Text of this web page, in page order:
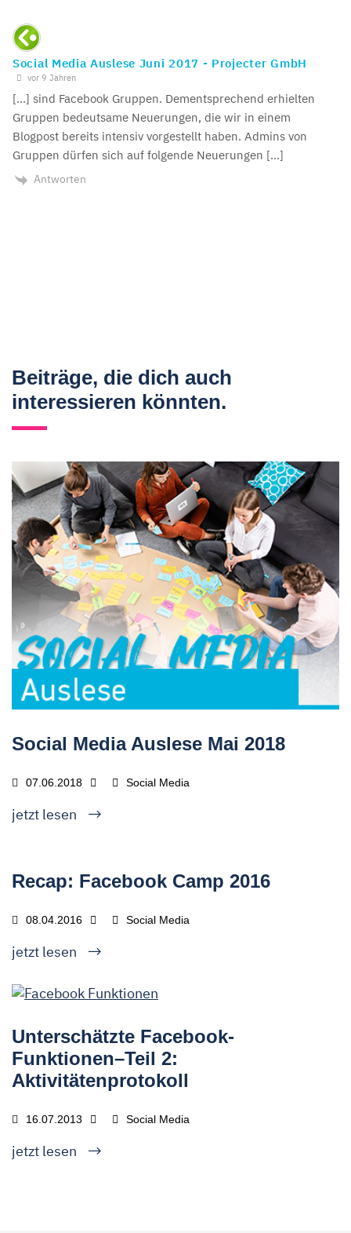
Social Media Auslese Juni 2017 - Projecter GmbH
vor 9 Jahren
[…] sind Facebook Gruppen. Dementsprechend erhielten
Gruppen bedeutsame Neuerungen, die wir in einem
Blogpost bereits intensiv vorgestellt haben. Admins von
Gruppen dürfen sich auf folgende Neuerungen […]
Antworten
Beiträge, die dich auch
interessieren könnten.
Social Media Auslese Mai 2018
07.06.2018 Social Media
jetzt lesen
Recap: Facebook Camp 2016
08.04.2016 Social Media
jetzt lesen
Unterschätzte Facebook-
Funktionen–Teil 2:
Aktivitätenprotokoll
16.07.2013 Social Media
jetzt lesen